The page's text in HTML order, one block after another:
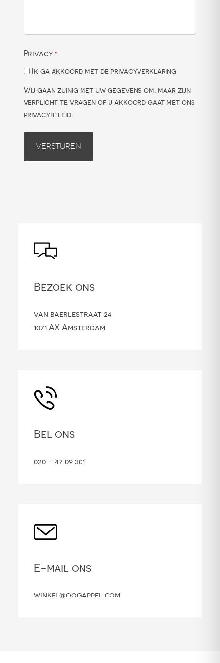
Privacy *
Ik ga akkoord met de privacyverklaring
Wij gaan zuinig met uw gegevens om, maar zijn
verplicht te vragen of u akkoord gaat met ons
privacybeleid.
Versturen
Bezoek ons
van baerlestraat 24
1071 AX Amsterdam
Bel ons
020 – 47 09 301
E-mail ons
winkel@oogappel.com